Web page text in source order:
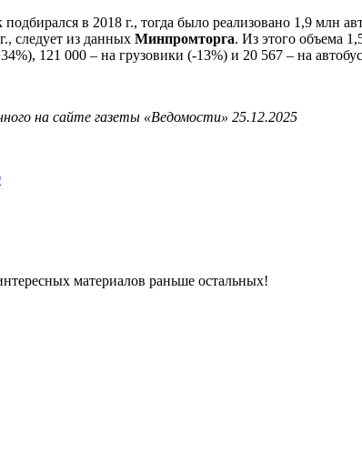
в 2018 г., тогда было реализовано 1,9 млн
следует из данных Минпромторга. Из этого объема
121 000 – на грузовики (-13%) и 20 567 – на
на сайте газеты «Ведомости» 25.12.2025
материалов раньше остальных!